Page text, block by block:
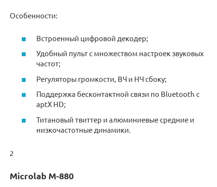
Особенности:
Встроенный цифровой декодер;
Удобный пульт с множеством настроек звуковых
частот;
Регуляторы громкости, ВЧ и НЧ сбоку;
Поддержка бесконтактной связи по Bluetooth с
aptX HD;
Титановый твиттер и алюминиевые средние и
низкочастотные динамики.
2
Microlab M-880